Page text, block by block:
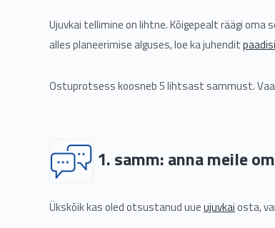
Ujuvkai tellimine on lihtne. Kõigepealt räägi
alles planeerimise alguses, loe ka juhendit
Ostuprotsess koosneb 5 lihtsast sammust.
1. samm: anna meile
Ükskõik kas oled otsustanud uueujuvkaiosta,